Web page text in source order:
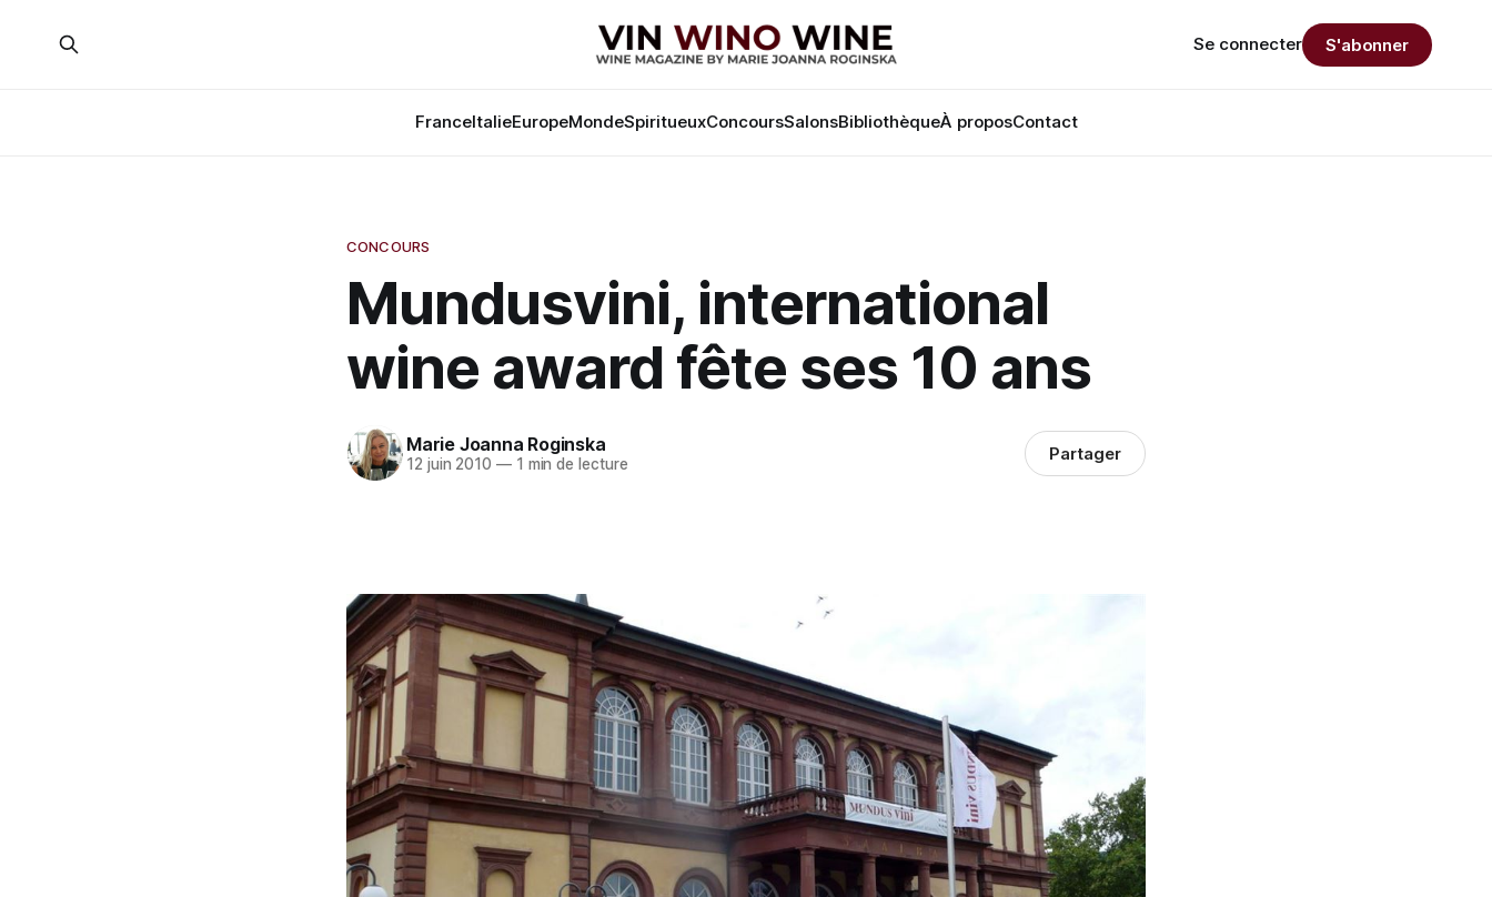
FranceItalieEuropeMondeSpiritueuxConcoursSalonsBibliothèqueÀ proposContact
Se connecter S'abonner
CONCOURS
Mundusvini, international
wine award fête ses 10 ans
Marie Joanna Roginska
12 juin 2010 —1 min de lecture Partager